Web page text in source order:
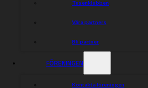
Tusenklubben
Våra partners
Bli partner
FÖRENINGEN
Kontakta föreningen